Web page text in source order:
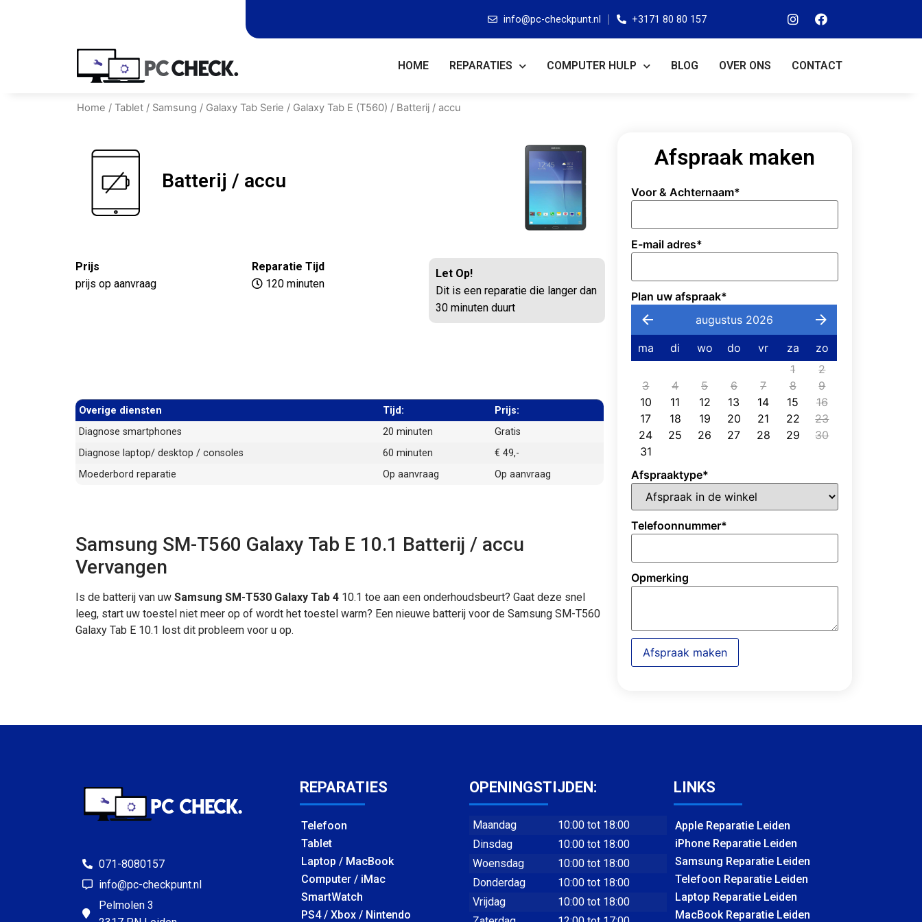
info@pc-checkpunt.nl +3171 80 80 157
HOME REPARATIES COMPUTER HULP BLOG OVER ONS CONTACT
Home / Tablet / Samsung / Galaxy Tab Serie / Galaxy Tab E (T560) / Batterij / accu
Batterij / accu
Prijs
prijs op aanvraag
Reparatie Tijd
120 minuten
Let Op!
Dit is een reparatie die langer dan
30 minuten duurt
Overige diensten Tijd:
Prijs:
Diagnose smartphones
20 minuten
Gratis
Diagnose laptop/ desktop / consoles
60 minuten
€ 49,-
Moederbord reparatie
Op aanvraag Op aanvraag
Samsung SM-T560 Galaxy Tab E 10.1 Batterij / accu
Vervangen
Is de batterij van uw Samsung SM-T530 Galaxy Tab 4 10.1 toe aan een onderhoudsbeurt? Gaat deze snel
leeg, start uw toestel niet meer op of wordt het toestel warm? Een nieuwe batterij voor de Samsung SM-T560
Galaxy Tab E 10.1 lost dit probleem voor u op.
Afspraak maken
Voor & Achternaam*
E-mail adres*
Plan uw afspraak*
augustus 2026
ma di wo do vr za
zo
1
2
3
4 5 6 7 8
9
10
11 12 13 14 15
16
17
18 19 20 21 22
23
24
25 26 27 28 29
30
31
Afspraaktype*
Telefoonnummer*
Opmerking
Afspraak maken
071-8080157
info@pc-checkpunt.nl
Pelmolen 3
REPARATIES
Telefoon
Tablet
Laptop / MacBook
Computer / iMac
SmartWatch
PS4 / Xbox / Nintendo
OPENINGSTIJDEN:
Maandag
10:00 tot 18:00
Dinsdag
10:00 tot 18:00
Woensdag
10:00 tot 18:00
Donderdag
10:00 tot 18:00
Vrijdag
10:00 tot 18:00
LINKS
Apple Reparatie Leiden
iPhone Reparatie Leiden
Samsung Reparatie Leiden
Telefoon Reparatie Leiden
Laptop Reparatie Leiden
MacBook Reparatie Leiden